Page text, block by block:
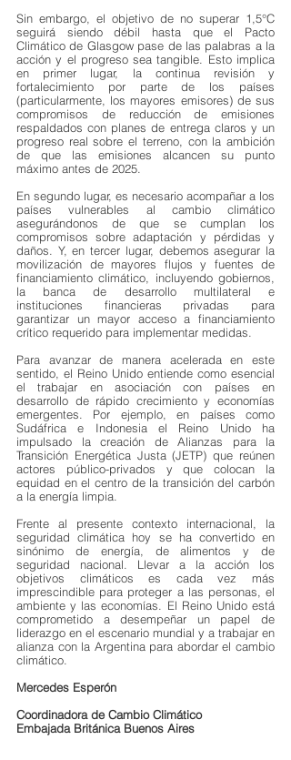
Sin embargo, el objetivo de no superar 1,5°C
seguirá siendo débil hasta que el Pacto
Climático de Glasgow pase de las palabras a la
acción y el progreso sea tangible. Esto implica
en primer lugar, la continua revisión y
fortalecimiento por parte de los países
(particularmente, los mayores emisores) de sus
compromisos de reducción de emisiones
respaldados con planes de entrega claros y un
progreso real sobre el terreno, con la ambición
de que las emisiones alcancen su punto
máximo antes de 2025.
En segundo lugar, es necesario acompañar a los
países vulnerables al cambio climático
asegurándonos de que se cumplan los
compromisos sobre adaptación y pérdidas y
daños. Y, en tercer lugar, debemos asegurar la
movilización de mayores flujos y fuentes de
financiamiento climático, incluyendo gobiernos,
la banca de desarrollo multilateral e
instituciones financieras privadas para
garantizar un mayor acceso a financiamiento
crítico requerido para implementar medidas.
Para avanzar de manera acelerada en este
sentido, el Reino Unido entiende como esencial
el trabajar en asociación con países en
desarrollo de rápido crecimiento y economías
emergentes. Por ejemplo, en países como
Sudáfrica e Indonesia el Reino Unido ha
impulsado la creación de Alianzas para la
Transición Energética Justa (JETP) que reúnen
actores público-privados y que colocan la
equidad en el centro de la transición del carbón
a la energía limpia.
Frente al presente contexto internacional, la
seguridad climática hoy se ha convertido en
sinónimo de energía, de alimentos y de
seguridad nacional. Llevar a la acción los
objetivos climáticos es cada vez más
imprescindible para proteger a las personas, el
ambiente y las economías. El Reino Unido está
comprometido a desempeñar un papel de
liderazgo en el escenario mundial y a trabajar en
alianza con la Argentina para abordar el cambio
climático.
Mercedes Esperón
Coordinadora de Cambio Climático
Embajada Británica Buenos Aires